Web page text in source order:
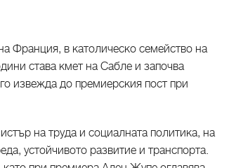
Франция, в католическо семейство на
става кмет на Сабле и започва
извежда до премиерския пост при
на труда и социалната политика, на
устойчивото развитие и транспорта.